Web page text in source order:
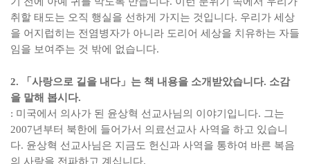
취할 태도는 오직 행실을 선하게 가지는 것입니다. 우리가 세상
을 어지럽히는 전염병자가 아니라 도리어 세상을 치유하는 자들
임을 보여주는 것 밖에 없습니다.
2. 「 사랑으로 길을 내다」 는 책 내용을 소개받았습니다. 소감
을 말해 봅시다.
: 미국에서 의사가 된 윤상혁 선교사님의 이야기입니다. 그는
2007년부터 북한에 들어가서 의료선교사 사역을 하고 있습니
다. 윤상혁 선교사님은 지금도 헌신과 사역을 통하여 바른 복음
의 사랑을 전파하고 계십니다.